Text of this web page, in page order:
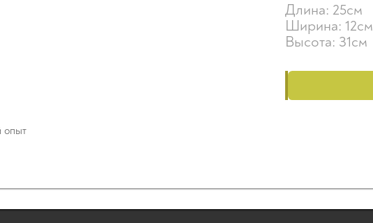
Длина: 25см
Ширина: 12см
Высота: 31см
опыт